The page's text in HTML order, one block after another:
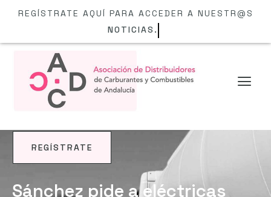
REGÍSTRATE AQUÍ PARA ACCEDER A NUESTR@S
NOTICIAS.
REGÍSTRATE
NOTICIAS
Sánchez pide a eléctricas